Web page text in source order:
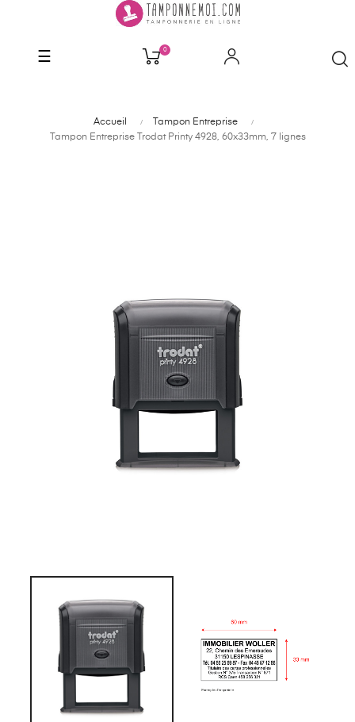
Basculer
☰ 0
Accueil
Tampon Entreprise
Tampon Entreprise Trodat Printy 4928, 60x33mm, 7 lignes